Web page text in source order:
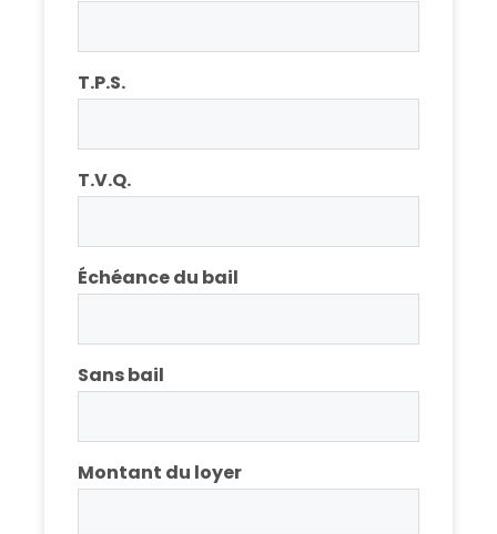
T.P.S.
T.V.Q.
Échéance du bail
Sans bail
Montant du loyer